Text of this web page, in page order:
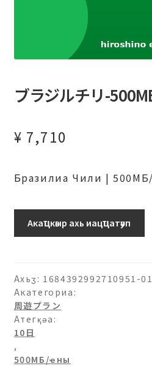
ブラジルチリ-
¥ 7,710
Бразилиа Чили |
チ
リ-500МБ/
日-10
日
аԥхьаӡара
Акаҵкәыр ахь иацҵатәуп
Ахьӡ: 1684392992710951-
Акатегориа:
周遊プラン
Атегқәа:
10日
,
500МБ/ҽны